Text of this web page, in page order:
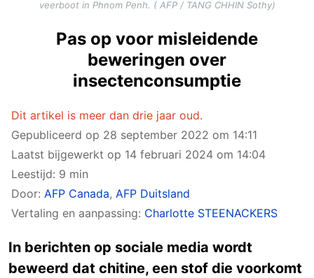
veerboot in Phnom Penh. ( AFP / TANG CHHIN Sothy)
Pas op voor misleidende
beweringen over
insectenconsumptie
Dit artikel is meer dan drie jaar oud.
Gepubliceerd op 28 september 2022 om 14:11
Laatst bijgewerkt op 14 februari 2024 om 14:04
Leestijd: 9 min
Door: AFP Canada, AFP Duitsland
Vertaling en aanpassing: Charlotte STEENACKERS
In berichten op sociale media wordt
beweerd dat chitine, een stof die voorkomt